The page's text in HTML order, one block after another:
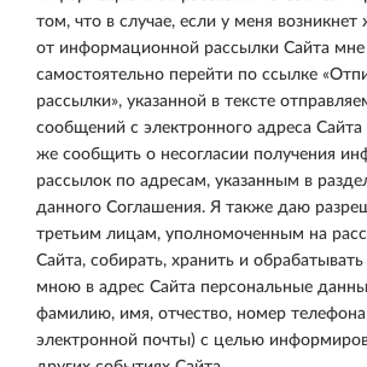
том, что в случае, если у меня возникнет
от информационной рассылки Сайта
самостоятельно перейти по ссылке
рассылки», указанной в тексте
сообщений с электронного адреса Сайта
же сообщить о несогласии получения
рассылок по адресам, указанным в
данного Соглашения. Я также даю
третьим лицам, уполномоченным на
Сайта, собирать, хранить и
мною в адрес Сайта персональные
фамилию, имя, отчество, номер
электронной почты) с целью